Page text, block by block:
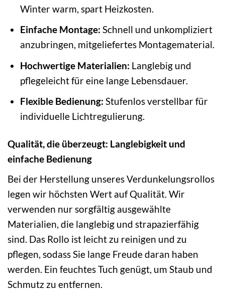
Winter warm, spart Heizkosten.
Einfache Montage: Schnell und unkompliziert
anzubringen, mitgeliefertes Montagematerial.
Hochwertige Materialien: Langlebig und
pflegeleicht für eine lange Lebensdauer.
Flexible Bedienung: Stufenlos verstellbar für
individuelle Lichtregulierung.
Qualität, die überzeugt: Langlebigkeit und
einfache Bedienung
Bei der Herstellung unseres Verdunkelungsrollos
legen wir höchsten Wert auf Qualität. Wir
verwenden nur sorgfältig ausgewählte
Materialien, die langlebig und strapazierfähig
sind. Das Rollo ist leicht zu reinigen und zu
pflegen, sodass Sie lange Freude daran haben
werden. Ein feuchtes Tuch genügt, um Staub und
Schmutz zu entfernen.